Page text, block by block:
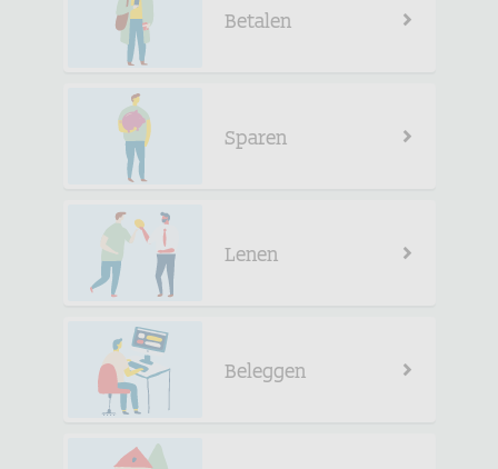
Betalen
Sparen
Lenen
Beleggen